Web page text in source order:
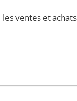
ventes et achats